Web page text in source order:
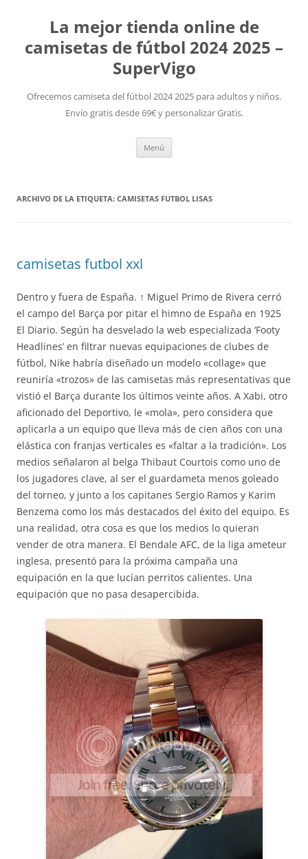
La mejor tienda online de
camisetas de fútbol 2024 2025 –
SuperVigo
Ofrecemos camiseta del fútbol 2024 2025 para adultos y niños.
Envío gratis desde 69€ y personalizar Gratis.
Menú
ARCHIVO DE LA ETIQUETA: CAMISETAS FUTBOL LISAS
camisetas futbol xxl
Dentro y fuera de España. ↑ Miguel Primo de Rivera cerró
el campo del Barça por pitar el himno de España en 1925
El Diario. Según ha desvelado la web especializada ‘Footy
Headlines’ en filtrar nuevas equipaciones de clubes de
fútbol, Nike habría diseñado un modelo «collage» que
reuniría «trozos» de las camisetas más representativas que
vistió el Barça durante los últimos veinte años. A Xabi, otro
aficionado del Deportivo, le «mola», pero considera que
aplicarla a un equipo que lleva más de cien años con una
elástica con franjas verticales es «faltar a la tradición». Los
medios señalaron al belga Thibaut Courtois como uno de
los jugadores clave, al ser el guardameta menos goleado
del torneo, y junto a los capitanes Sergio Ramos y Karim
Benzema como los más destacados del éxito del equipo. Es
una realidad, otra cosa es que los medios lo quieran
vender de otra manera. El Bendale AFC, de la liga ameteur
inglesa, presentó para la próxima campaña una
equipación en la que lucían perritos calientes. Una
equipación que no pasa desapercibida.